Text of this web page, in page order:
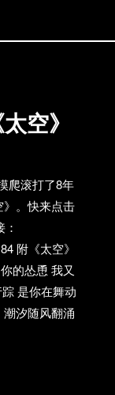
空》
爬滚打了8年
。快来点击
附《太空》
的怂恿 我又
是你在舞动
汐随风翻涌